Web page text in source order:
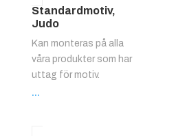
Standardmotiv,
Judo
Kan monteras på alla
våra produkter som har
uttag för motiv.
...